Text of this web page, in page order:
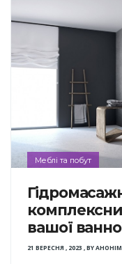
Меблі та побут
вашої
21 ВЕРЕСНЯ , 2023 ,BYАНОНІМ